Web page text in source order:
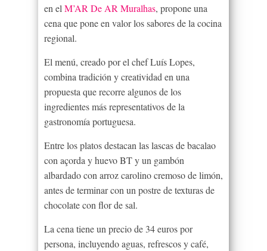
en el M’AR De AR Muralhas, propone una
cena que pone en valor los sabores de la cocina
regional.
El menú, creado por el chef Luís Lopes,
combina tradición y creatividad en una
propuesta que recorre algunos de los
ingredientes más representativos de la
gastronomía portuguesa.
Entre los platos destacan las lascas de bacalao
con açorda y huevo BT y un gambón
albardado con arroz carolino cremoso de limón,
antes de terminar con un postre de texturas de
chocolate con flor de sal.
La cena tiene un precio de 34 euros por
persona, incluyendo aguas, refrescos y café,